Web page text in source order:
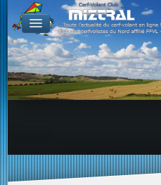
De par le monde
GALERIES
Galerie Photo
Galerie KAP
Galerie Vidéo
Proposer un lien sur votre
Proposer un nouveau lien !